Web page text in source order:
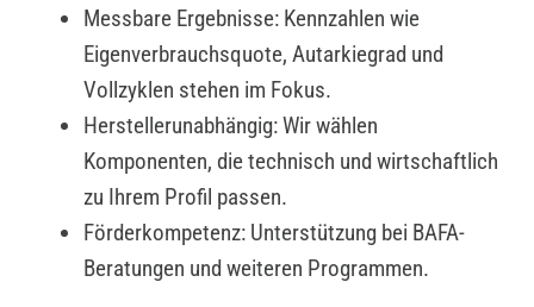
Messbare Ergebnisse: Kennzahlen wie
Eigenverbrauchsquote, Autarkiegrad und
Vollzyklen stehen im Fokus.
Herstellerunabhängig: Wir wählen
Komponenten, die technisch und wirtschaftlich
zu Ihrem Profil passen.
Förderkompetenz: Unterstützung bei BAFA-
Beratungen und weiteren Programmen.